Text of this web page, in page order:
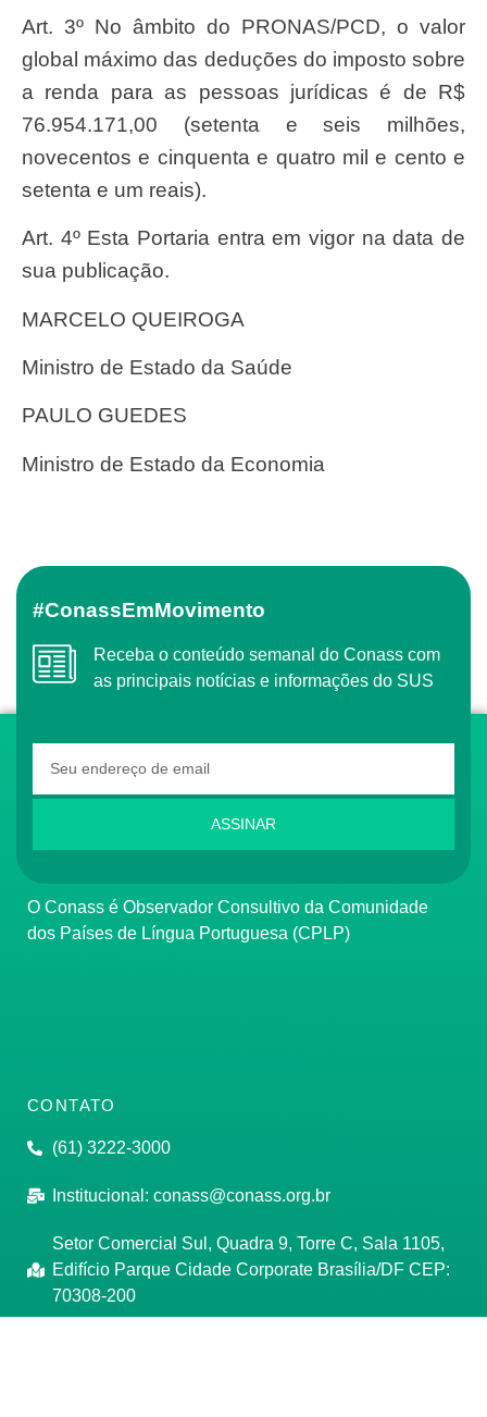
Art. 3º No âmbito do PRONAS/PCD, o valor
global máximo das deduções do imposto sobre
a renda para as pessoas jurídicas é de R$
76.954.171,00 (setenta e seis milhões,
novecentos e cinquenta e quatro mil e cento e
setenta e um reais).
Art. 4º Esta Portaria entra em vigor na data de
sua publicação.
MARCELO QUEIROGA
Ministro de Estado da Saúde
PAULO GUEDES
Ministro de Estado da Economia
#ConassEmMovimento
Receba o conteúdo semanal do Conass com
as principais notícias e informações do SUS
ASSINAR
O Conass é Observador Consultivo da Comunidade
dos Países de Língua Portuguesa (CPLP)
CONTATO
(61) 3222-3000
Institucional: conass@conass.org.br
Setor Comercial Sul, Quadra 9, Torre C, Sala 1105,
Edifício Parque Cidade Corporate Brasília/DF CEP:
70308-200